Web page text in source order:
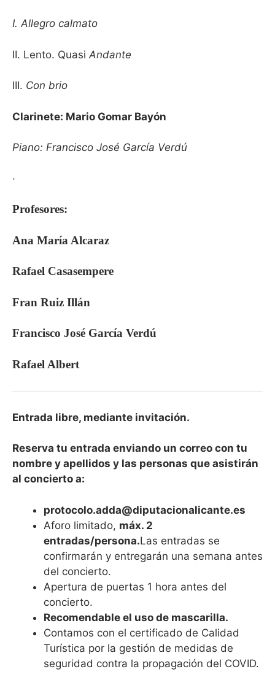
I. Allegro calmato
II. Lento. Quasi Andante
III. Con brio
Clarinete: Mario Gomar Bayón
Piano: Francisco José García Verdú
·
Profesores:
Ana María Alcaraz
Rafael Casasempere
Fran Ruiz Illán
Francisco José García Verdú
Rafael Albert
Entrada libre, mediante invitación.
Reserva tu entrada enviando un correo con tu
nombre y apellidos y las personas que asistirán
al concierto a:
protocolo.adda@diputacionalicante.es
Aforo limitado, máx. 2
entradas/persona.Las entradas se
confirmarán y entregarán una semana antes
del concierto.
Apertura de puertas 1 hora antes del
concierto.
Recomendable el uso de mascarilla.
Contamos con el certificado de Calidad
Turística por la gestión de medidas de
seguridad contra la propagación del COVID.